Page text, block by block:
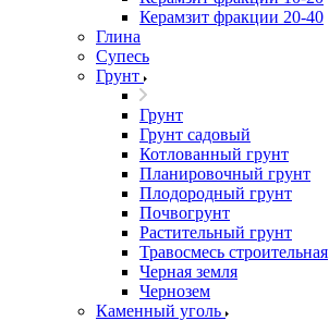
Керамзит фракции 20-40
Глина
Супесь
Грунт
Грунт
Грунт садовый
Котлованный грунт
Планировочный грунт
Плодородный грунт
Почвогрунт
Растительный грунт
Травосмесь строительная
Черная земля
Чернозем
Каменный уголь